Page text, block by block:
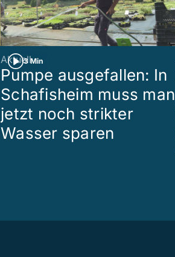
3 Min
Aktuell
Pumpe ausgefallen: In
Schafisheim muss man
jetzt noch strikter
Wasser sparen